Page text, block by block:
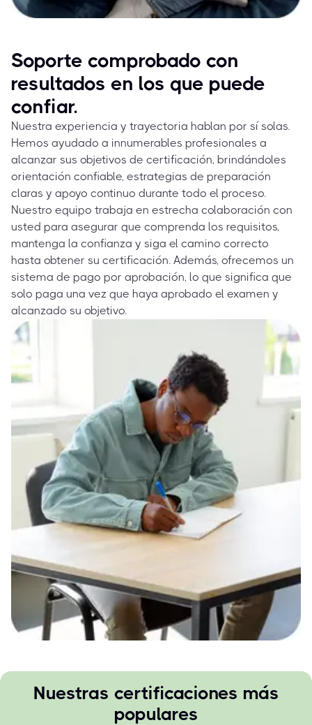
Soporte comprobado con
resultados en los que puede
confiar.
Nuestra experiencia y trayectoria hablan por sí solas.
Hemos ayudado a innumerables profesionales a
alcanzar sus objetivos de certificación, brindándoles
orientación confiable, estrategias de preparación
claras y apoyo continuo durante todo el proceso.
Nuestro equipo trabaja en estrecha colaboración con
usted para asegurar que comprenda los requisitos,
mantenga la confianza y siga el camino correcto
hasta obtener su certificación. Además, ofrecemos un
sistema de pago por aprobación, lo que significa que
solo paga una vez que haya aprobado el examen y
alcanzado su objetivo.
Nuestras certificaciones más
populares